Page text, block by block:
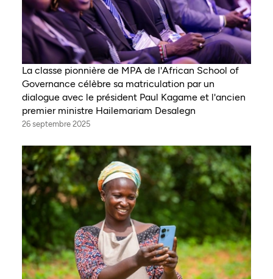
La classe pionnière de MPA de l'African School of
Governance célèbre sa matriculation par un
dialogue avec le président Paul Kagame et l'ancien
premier ministre Hailemariam Desalegn
26 septembre 2025